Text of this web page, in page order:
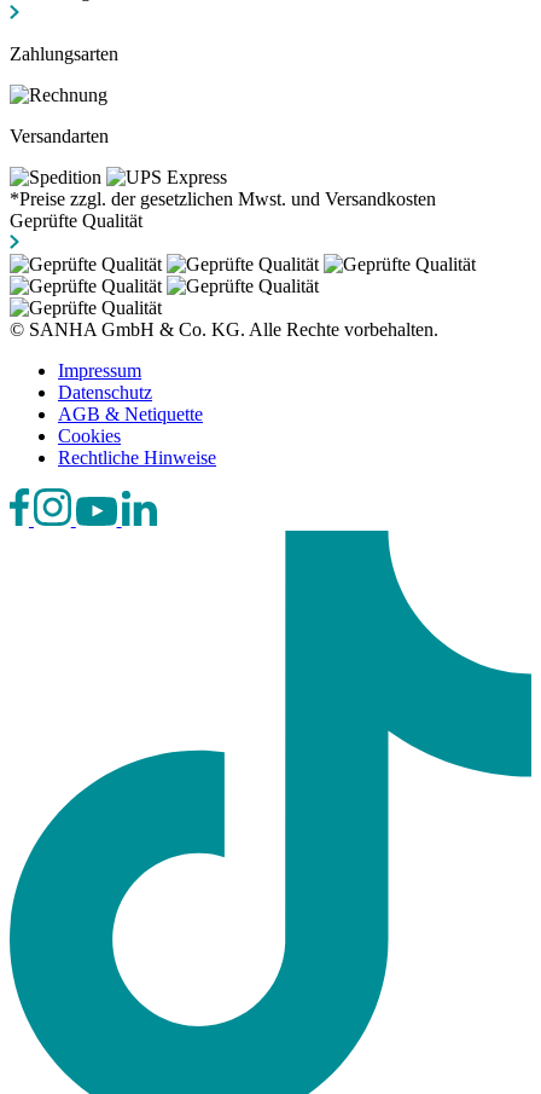
Zahlungsarten
Versandarten
*Preise zzgl. der gesetzlichen Mwst. und Versandkosten
Geprüfte Qualität
© SANHA GmbH & Co. KG. Alle Rechte vorbehalten.
Impressum
Datenschutz
AGB & Netiquette
Cookies
Rechtliche Hinweise